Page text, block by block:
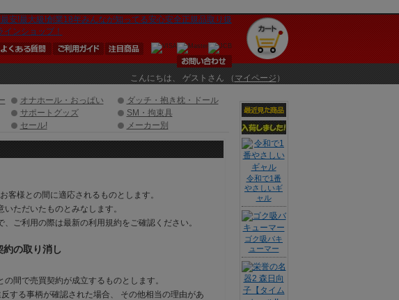
こんにちは、 ゲストさん （ マイページ ）
オナホール・おっぱい
ダッチ・抱き枕・ドール
サポートグッズ
SM・拘束具
セール! メーカー別
客様との間に適応されるものとします。
ただいたものとみなします。
ご利用の際は最新の利用規約をご確認ください。
の取り消し
間で売買契約が成立するものとします。
する事柄が確認された場合、 その他相当の理由があ
令和で1番
やさしいギ
ャル
ゴク吸バキ
ューマー